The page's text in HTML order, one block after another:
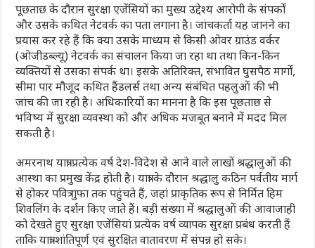
पूछताछ के दौरान सुरक्षा एजेंसियों का मुख्य उद्देश्य आरोपी के संपर्कों
और उसके कथित नेटवर्क का पता लगाना है। जांचकर्ता यह जानने का
प्रयास कर रहे हैं कि क्या उसके माध्यम से किसी ओवर ग्राउंड वर्कर
(ओजीडब्ल्यू) नेटवर्क का संचालन किया जा रहा था तथा किन-किन
व्यक्तियों से उसका संपर्क था। इसके अतिरिक्त, संभावित घुसपैठ मार्गों,
सीमा पार मौजूद कथित हैंडलर्स तथा अन्य संबंधित पहलुओं की भी
जांच की जा रही है। अधिकारियों का मानना है कि इस पूछताछ से
भविष्य में सुरक्षा व्यवस्था को और अधिक मजबूत बनाने में मदद मिल
सकती है।
अमरनाथ यात्रा प्रत्येक वर्ष देश-विदेश से आने वाले लाखों श्रद्धालुओं की
आस्था का प्रमुख केंद्र होती है। यात्रा के दौरान श्रद्धालु कठिन पर्वतीय मार्ग
से होकर पवित्र गुफा तक पहुंचते हैं, जहां प्राकृतिक रूप से निर्मित हिम
शिवलिंग के दर्शन किए जाते हैं। बड़ी संख्या में श्रद्धालुओं की आवाजाही
को देखते हुए सुरक्षा एजेंसियां प्रत्येक वर्ष व्यापक सुरक्षा प्रबंध करती हैं
ताकि यात्रा शांतिपूर्ण एवं सुरक्षित वातावरण में संपन्न हो सके।